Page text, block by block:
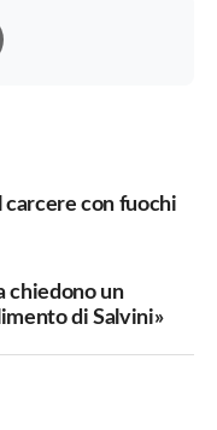
carcere con fuochi
chiedono un
di Salvini»